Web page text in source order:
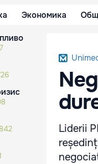
Экономика
Liderii